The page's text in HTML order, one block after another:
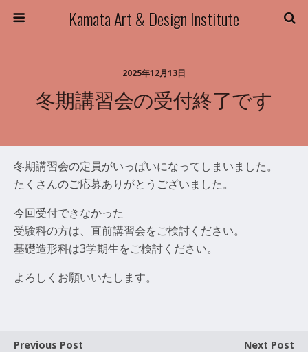
Kamata Art & Design Institute
2025年12月13日
冬期講習会の受付終了です
冬期講習会の定員がいっぱいになってしまいました。
たくさんのご応募ありがとうございました。
今回受付できなかった
受験科の方は、直前講習会をご検討ください。
基礎造形科は3学期生をご検討ください。
よろしくお願いいたします。
Previous Post
Next Post